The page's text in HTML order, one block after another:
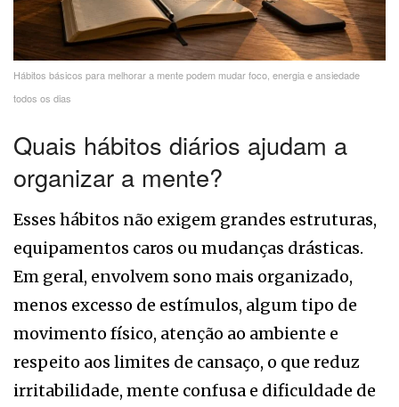
Hábitos básicos para melhorar a mente podem mudar foco, energia e ansiedade
todos os dias
Quais hábitos diários ajudam a
organizar a mente?
Esses hábitos não exigem grandes estruturas,
equipamentos caros ou mudanças drásticas.
Em geral, envolvem sono mais organizado,
menos excesso de estímulos, algum tipo de
movimento físico, atenção ao ambiente e
respeito aos limites de cansaço, o que reduz
irritabilidade, mente confusa e dificuldade de